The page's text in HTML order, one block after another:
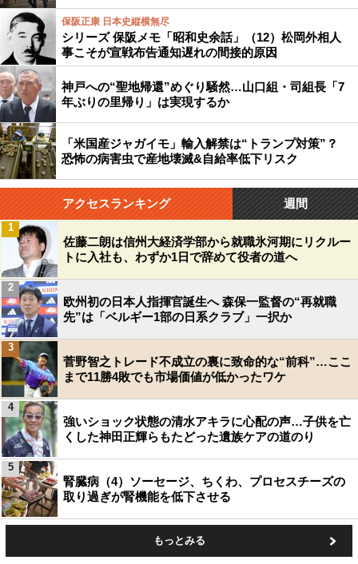
保阪正康 日本史縦横無尽
シリーズ 保阪メモ「昭和史余話」（12）松岡外相人
事こそが宣戦布告通知遅れの間接的原因
神戸への“聖地帰還”めぐり騒然…山口組・司組長「7
年ぶりの里帰り」は実現するか
「米国産ジャガイモ」輸入解禁は“トランプ対策”？
恐怖の病害虫で産地壊滅&自給率低下リスク
アクセスランキング 週間
佐藤二朗は信州大経済学部から就職氷河期にリクルー
トに入社も、わずか1日で辞めて役者の道へ
1
欧州初の日本人指揮官誕生へ 森保一監督の“再就職
先”は「ベルギー1部の日系クラブ」一択か
2
菅野智之トレード不成立の裏に致命的な“前科”…ここ
まで11勝4敗でも市場価値が低かったワケ
3
強いショック状態の清水アキラに心配の声…子供を亡
くした神田正輝らもたどった遺族ケアの道のり
4
腎臓病（4）ソーセージ、ちくわ、プロセスチーズの
取り過ぎが腎機能を低下させる
5
もっとみる